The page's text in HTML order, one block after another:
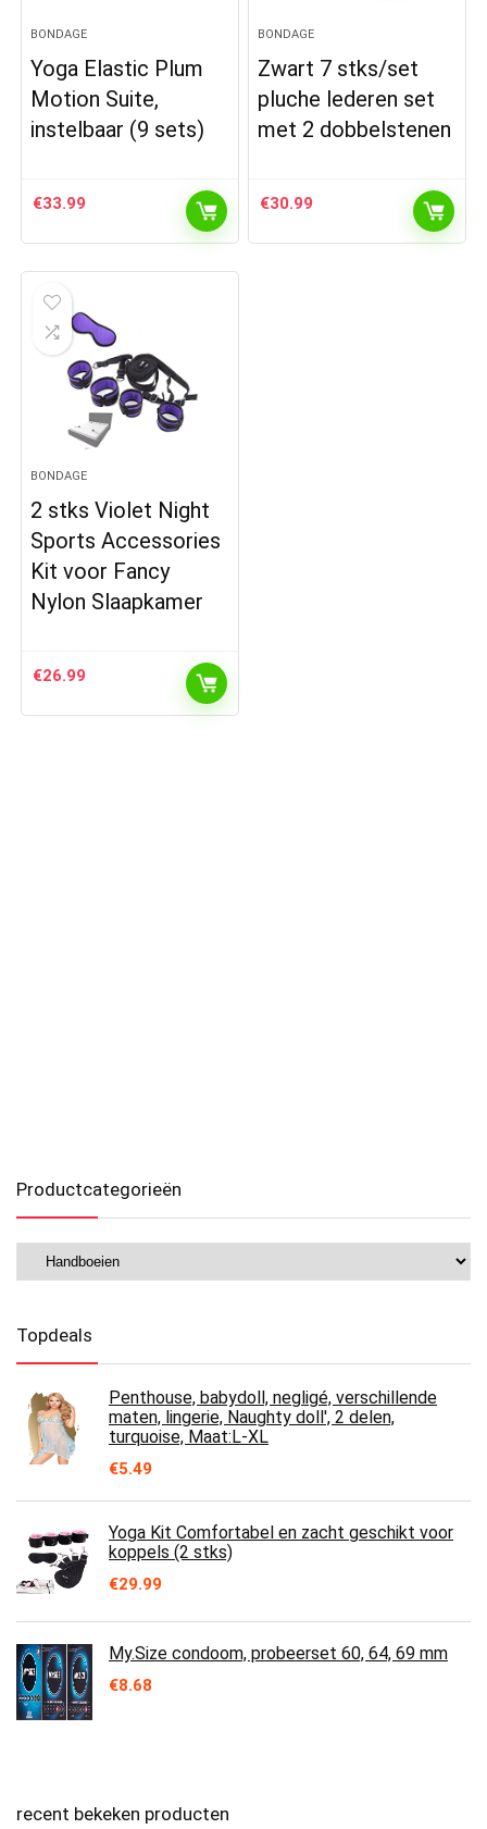
BONDAGE
Yoga Elastic Plum
Motion Suite,
instelbaar (9 sets)
€33.99
BONDAGE
Zwart 7 stks/set
pluche lederen set
met 2 dobbelstenen
€30.99
BONDAGE
2 stks Violet Night
Sports Accessories
Kit voor Fancy
Nylon Slaapkamer
€26.99
Productcategorieën
Topdeals
Penthouse, babydoll, negligé, verschillende
maten, lingerie, Naughty doll', 2 delen,
turquoise, Maat:L-XL
€5.49
Yoga Kit Comfortabel en zacht geschikt voor
koppels (2 stks)
€29.99
My.Size condoom, probeerset 60, 64, 69 mm
€8.68
recent bekeken producten